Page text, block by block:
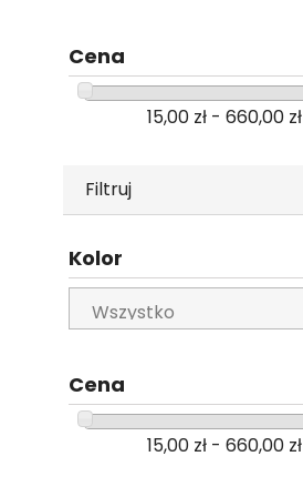
Cena
15,00 zł - 660,00 zł
Filtruj
Kolor
Cena
15,00 zł - 660,00 zł